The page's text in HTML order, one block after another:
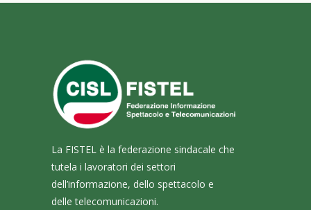
La FISTEL è la federazione sindacale che
tutela i lavoratori dei settori
dell’informazione, dello spettacolo e
delle telecomunicazioni.